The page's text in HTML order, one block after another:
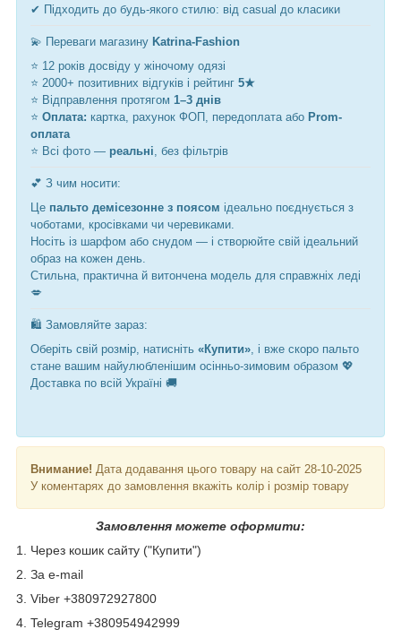
✔ Підходить до будь-якого стилю: від casual до класики
💫 Переваги магазину Katrina-Fashion
⭐ 12 років досвіду у жіночому одязі
⭐ 2000+ позитивних відгуків і рейтинг 5★
⭐ Відправлення протягом 1–3 днів
⭐ Оплата: картка, рахунок ФОП, передоплата або Prom-
оплата
⭐ Всі фото — реальні , без фільтрів
💕 З чим носити:
Це пальто демісезонне з поясом ідеально поєднується з
чоботами, кросівками чи черевиками.
Носіть із шарфом або снудом — і створюйте свій ідеальний
образ на кожен день.
Стильна, практична й витончена модель для справжніх леді
💋
🛍️ Замовляйте зараз:
Оберіть свій розмір, натисніть «Купити» , і вже скоро пальто
стане вашим найулюбленішим осінньо-зимовим образом 💖
Доставка по всій Україні 🚚
Внимание! Дата додавання цього товару на сайт 28-10-2025
У коментарях до замовлення вкажіть колір і розмір товару
Замовлення можете оформити:
1. Через кошик сайту ("Купити")
2. За e-mail
3. Viber +380972927800
4. Telegram +380954942999